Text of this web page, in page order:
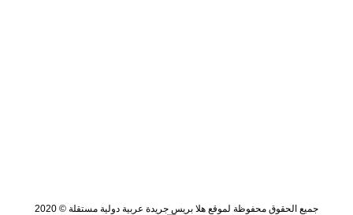
جميع الحقوق محفوظة لموقع هلا بريس جريدة عربية دولية مستقلة © 2020